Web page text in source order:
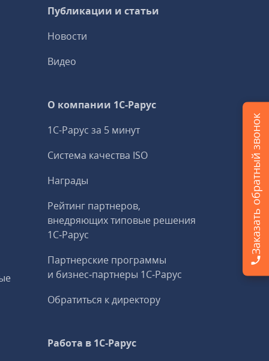
Публикации и статьи
Новости
Видео
О компании 1C-Рарус
1С-Рарус за 5 минут
Система качества ISO
Награды
Рейтинг партнеров,
внедряющих типовые решения
1С‑Рарус
Партнерские программы
и бизнес‑партнеры 1С‑Рарус
Обратиться к директору
Работа в 1С‑Рарус
Заказать обратный звонок